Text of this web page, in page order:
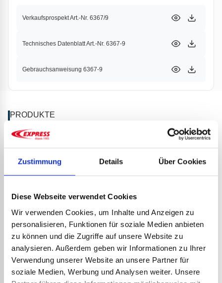
Zustimmung Details Über Cookies
Diese Webseite verwendet Cookies
Wir verwenden Cookies, um Inhalte und Anzeigen zu
personalisieren, Funktionen für soziale Medien anbieten
zu können und die Zugriffe auf unsere Website zu
analysieren. Außerdem geben wir Informationen zu Ihrer
Verwendung unserer Website an unsere Partner für
soziale Medien, Werbung und Analysen weiter. Unsere
Verkaufsprospekt Art.-Nr. 6367/9
Technisches Datenblatt Art.-Nr. 6367-9
Gebrauchsanweisung 6367-9
PRODUKTE
PARTNER